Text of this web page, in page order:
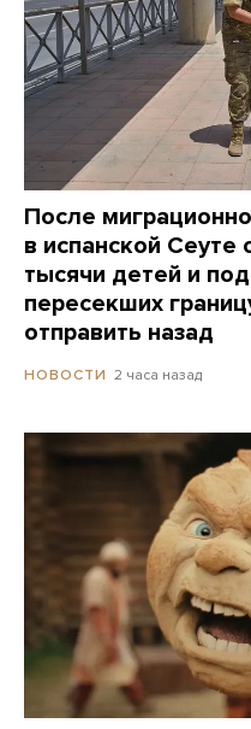
После
в испанской
тысячи детей и
пересекших
отправить назад
НОВОСТИ 2 часа назад